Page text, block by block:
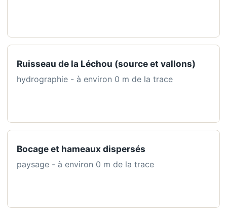
Ruisseau de la Léchou (source et vallons)
hydrographie - à environ 0 m de la trace
Bocage et hameaux dispersés
paysage - à environ 0 m de la trace